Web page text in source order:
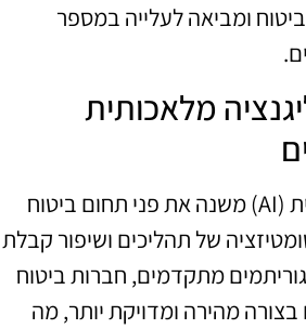
ומביאה לעלייה במספר
מלאכותית
אינטליגנציה מלאכותית (AI) משנה את פני תחום ביטוח
של תהליכים ושיפור קבלת
מתקדמים, חברות ביטוח
בצורה מהירה ומדויקת יותר, מה